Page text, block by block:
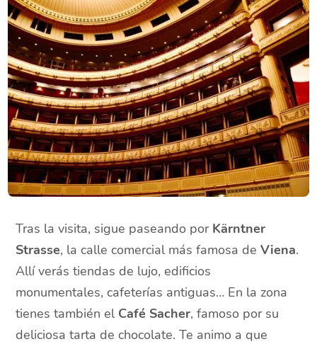
Tras la visita, sigue paseando por Kärntner
Strasse, la calle comercial más famosa deViena.
Allí verás tiendas de lujo, edificios
monumentales, cafeterías antiguas… En la zona
tienes también el Café Sacher, famoso por su
deliciosa tarta de chocolate. Te animo a que